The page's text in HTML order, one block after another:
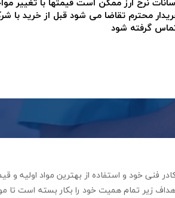
نرخ ارز ممکن است قیمتها با تغییر
محترم تقاضا می شود قبل از خرید با
گرفته شود
توانبخشی با تکیه بر کادر فنی خود و استفاده از بهترین مواد
زیر تمام همیت خود را بکار بسته است تا